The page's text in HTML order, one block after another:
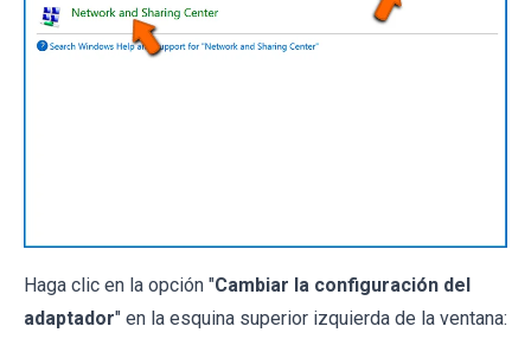
Haga clic en la opción "Cambiar la configuración del
adaptador" en la esquina superior izquierda de la ventana: